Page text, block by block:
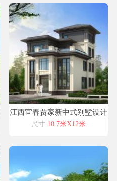
江西宜春贾家新中式别墅设计
喜天下别墅设计案例
尺寸:10.7米X12米